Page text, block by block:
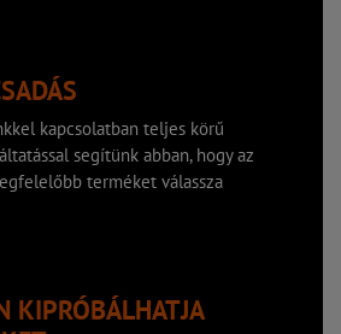
kapcsolatban teljes körű
segítünk abban, hogy az
terméket válassza
KIPRÓBÁLHATJA